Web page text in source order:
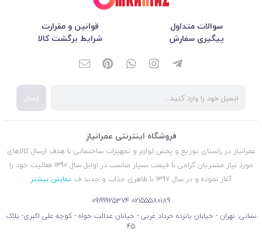
سوالات متداول
قوانین و مقرارت
پیگیری سفارش
شرایط برگشت کالا
ارسال
فروشگاه اینترنتی عمرانیاز
عمرانیاز در راستای توزیع و پخش لوازم و تجهیزات ساختمانی با هدف ارسال کالاهای
مورد نیاز مشتریان گرامی با قیمت بسیار مناسب در اوایل سال 1390 فعالیت خود را
آغاز نموده و در سال 1397 با ظاهری جذاب و جدید ف
نمایش بیشتر
02155580189
09199925374
نشانی: تهران - خیابان پانزده خرداد غربی - خیابان عدالت خواه - کوچه علی اکبری- پلاک
45